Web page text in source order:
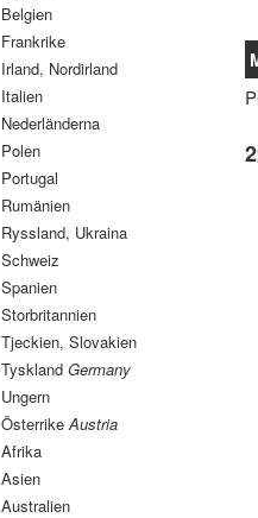
Belgien
Frankrike
Irland, Nordirland
Italien
Nederländerna
Polen
Portugal
Rumänien
Ryssland, Ukraina
Schweiz
Spanien
Storbritannien
Tjeckien, Slovakien
Tyskland Germany
Ungern
Österrike Austria
Afrika
Asien
Australien